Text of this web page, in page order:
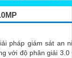
pháp giám sát an
với độ phân giải 3.0